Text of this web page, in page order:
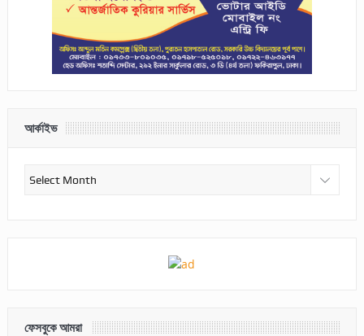
আর্কাইভ
আর্কাইভ
ফেসবুকে আমরা